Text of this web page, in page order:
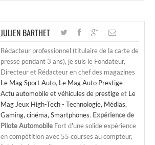
JULIEN BARTHET
Rédacteur professionnel (titulaire de la carte de
presse pendant 3 ans), je suis le Fondateur,
Directeur et Rédacteur en chef des magazines
Le Mag Sport Auto, Le Mag Auto Prestige -
Actu automobile et véhicules de prestigeet Le
Mag Jeux High-Tech - Technologie, Médias,
Gaming, cinéma, Smartphones. Expérience de
Pilote Automobile Fort d'une solide expérience
en compétition avec 55 courses au compteur,